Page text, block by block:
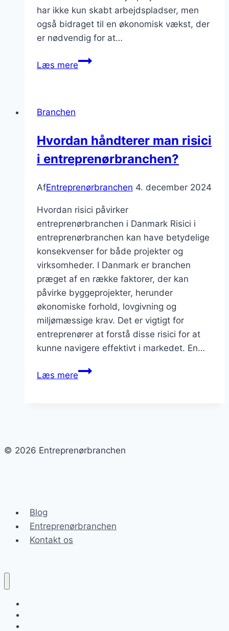
har ikke kun skabt arbejdspladser, men
også bidraget til en økonomisk vækst, der
er nødvendig for at…
Læs mereByggeri
Branchen
Hvordan håndterer man risici
i entreprenørbranchen?
AfEntreprenørbranchen 4. december 2024
Hvordan risici påvirker
entreprenørbranchen i Danmark Risici i
entreprenørbranchen kan have betydelige
konsekvenser for både projekter og
virksomheder. I Danmark er branchen
præget af en række faktorer, der kan
påvirke byggeprojekter, herunder
økonomiske forhold, lovgivning og
miljømæssige krav. Det er vigtigt for
entreprenører at forstå disse risici for at
kunne navigere effektivt i markedet. En…
Læs mereHvordan
© 2026 Entreprenørbranchen
Blog
Entreprenørbranchen
Kontakt os